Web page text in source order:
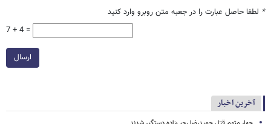
* لطفا حاصل عبارت را در جعبه متن روبرو وارد کنید
7 + 4 =
ارسال
آخرین اخبار